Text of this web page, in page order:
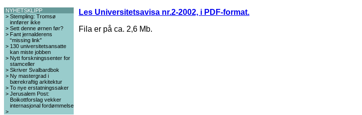
NYHETSKLIPP
> Stempling: Tromsø
innfører ikke
> Sett denne ørnen før?
> Fant jernalderens
“missing link”
> 130 universitetsansatte
kan miste jobben
> Nytt forskningssenter for
stamceller
> Skriver Svalbardbok
> Ny mastergrad i
bærekraftig arkitektur
> To nye erstatningssaker
> Jerusalem Post:
Boikottforslag vekker
internasjonal fordømmelse
>
Les Universitetsavisa nr.2-2002, i PDF-format.
Fila er på ca. 2,6 Mb.